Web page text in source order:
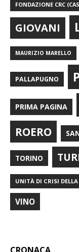
FONDAZIONE CRC
GIOVANI
MAURIZIO MARELLO
PALLAPUGNO
PRIMA PAGINA
ROERO
TORINO
UNITÀ DI CRISI
VINO